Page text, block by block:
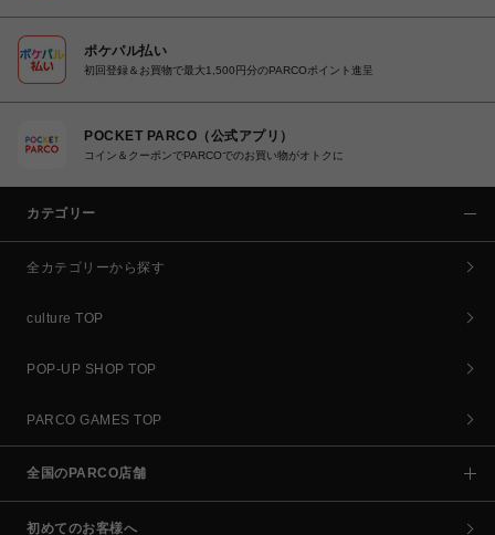
ポケパル払い
初回登録＆お買物で最大1,500円分のPARCOポイント進呈
POCKET PARCO（公式アプリ）
コイン＆クーポンでPARCOでのお買い物がオトクに
カテゴリー
全カテゴリーから探す
culture TOP
POP-UP SHOP TOP
PARCO GAMES TOP
全国のPARCO店舗
初めてのお客様へ